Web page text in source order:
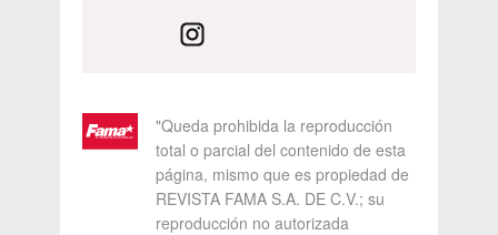
"Queda prohibida la reproducción
total o parcial del contenido de esta
página, mismo que es propiedad de
REVISTA FAMA S.A. DE C.V.; su
reproducción no autorizada